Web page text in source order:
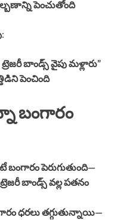
పెంచుతోంది
:
ట్రెజరీ బాండ్స్ వైపు మళ్లారు”
పెంచింది
బంగారం
పెరుగుతుంది—
బాండ్స్ వల్ల పతనం
ధరలు తగ్గుతున్నాయి—